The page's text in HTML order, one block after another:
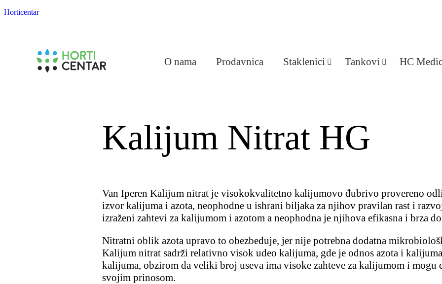
Horticentar
O nama Prodavnica Staklenici Tankovi HC
Kalijum Nitrat HG
Van Iperen Kalijum nitrat je visokokvalitetno kalijumovo đubrivo provereno
izvor kalijuma i azota, neophodne u ishrani biljaka za njihov pravilan rast i
izraženi zahtevi za kalijumom i azotom a neophodna je njihova efikasna i brza
Nitratni oblik azota upravo to obezbeđuje, jer nije potrebna dodatna
Kalijum nitrat sadrži relativno visok udeo kalijuma, gde je odnos azota i
kalijuma, obzirom da veliki broj useva ima visoke zahteve za kalijumom i
svojim prinosom.